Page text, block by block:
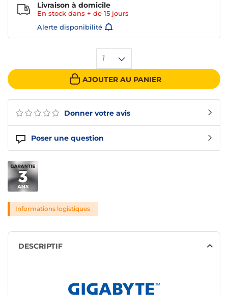
Donner votre avis
Poser une question
1
AJOUTER AU PANIER
Livraison à domicile
En stock dans + de 15 jours
Alerte disponibilité
Informations logistiques
DESCRIPTIF